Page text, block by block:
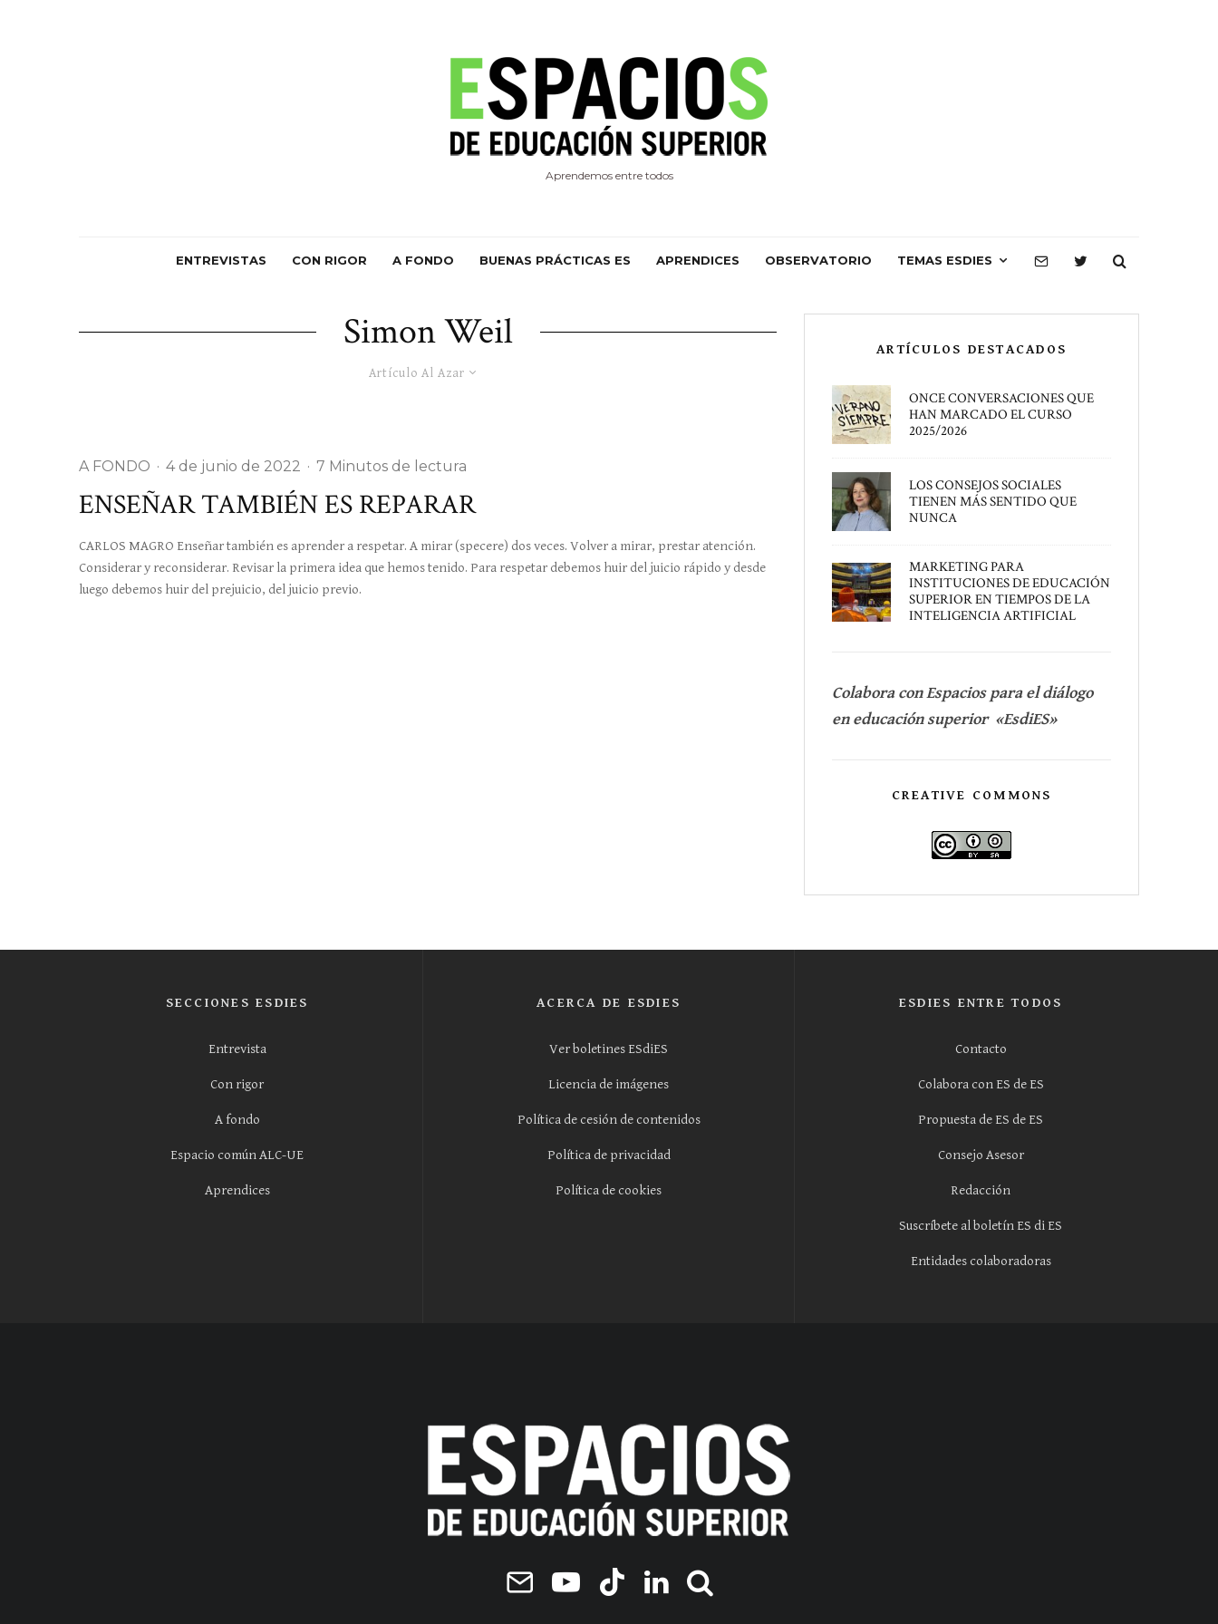
Aprendemos entre todos
ENTREVISTAS CON RIGOR A FONDO BUENAS PRÁCTICAS ES APRENDICES OBSERVATORIO TEMAS ESDIES
Simon Weil
Artículo Al Azar
A FONDO · 4 de junio de 2022 · 7 Minutos de lectura
ENSEÑAR TAMBIÉN ES REPARAR
CARLOS MAGRO Enseñar también es aprender a respetar. A mirar (specere) dos veces. Volver a mirar, prestar atención.
Considerar y reconsiderar. Revisar la primera idea que hemos tenido. Para respetar debemos huir del juicio rápido y desde
luego debemos huir del prejuicio, del juicio previo.
ARTÍCULOS DESTACADOS
ONCE CONVERSACIONES QUE
HAN MARCADO EL CURSO
2025/2026
LOS CONSEJOS SOCIALES
TIENEN MÁS SENTIDO QUE
NUNCA
MARKETING PARA
INSTITUCIONES DE EDUCACIÓN
SUPERIOR EN TIEMPOS DE LA
INTELIGENCIA ARTIFICIAL
Colabora con Espacios para el diálogo
en educación superior «EsdiES»
CREATIVE COMMONS
SECCIONES ESDIES
Entrevista
Con rigor
A fondo
Espacio común ALC-UE
Aprendices
ACERCA DE ESDIES
Ver boletines ESdiES
Licencia de imágenes
Política de cesión de contenidos
Política de privacidad
Política de cookies
ESDIES ENTRE TODOS
Contacto
Colabora con ES de ES
Propuesta de ES de ES
Consejo Asesor
Redacción
Suscríbete al boletín ES di ES
Entidades colaboradoras